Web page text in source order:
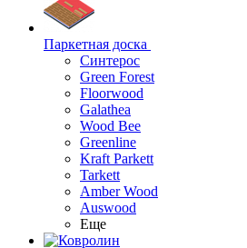
Паркетная доска
Синтерос
Green Forest
Floorwood
Galathea
Wood Bee
Greenline
Kraft Parkett
Tarkett
Amber Wood
Auswood
Еще